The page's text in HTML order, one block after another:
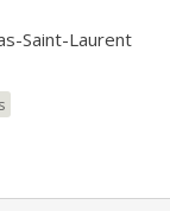
Saint-Laurent